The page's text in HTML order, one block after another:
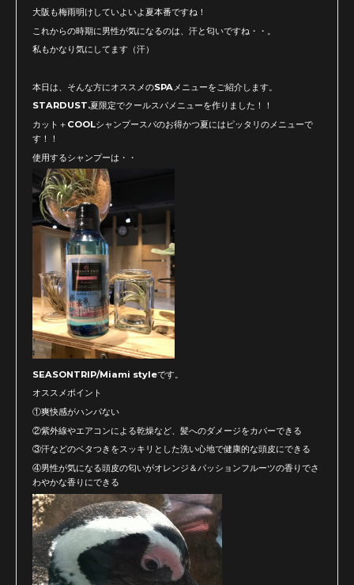
大阪も梅雨明けしていよいよ夏本番ですね！
これからの時期に男性が気になるのは、汗と匂いですね・・。
私もかなり気にしてます（汗）
本日は、そんな方にオススメのSPAメニューをご紹介します。
STARDUST.夏限定でクールスパメニューを作りました！！
カット＋COOLシャンプースパのお得かつ夏にはピッタリのメニューで
す！！
使用するシャンプーは・・
SEASONTRIP/Miami styleです。
オススメポイント
①爽快感がハンパない
②紫外線やエアコンによる乾燥など、髪へのダメージをカバーできる
③汗などのベタつきをスッキリとした洗い心地で健康的な頭皮にできる
④男性が気になる頭皮の匂いがオレンジ＆パッションフルーツの香りでさ
わやかな香りにできる